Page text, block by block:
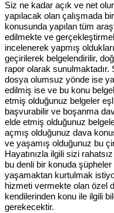
Siz ne kadar açık ve net
yapılacak olan çalışmada
konusunda yapılan tüm
edilmekte ve
incelenerek yapmış
geçirilerek belgelendirilir,
rapor olarak
dosya olumsuz yönde ise
edilmiş ise ve bu konu
etmiş olduğunuz belgeler
başvurabilir ve boşanma
elde etmiş olduğunuz
açmış olduğunuz dava
ve yaşamış olduğunuz bu
Hayatınızla ilgili sizi
bu denli bir konuda
yaşamaktan kurtulmak
hizmeti vermekte olan özel
kendilerinden konu ile ilgili
gerekecektir.